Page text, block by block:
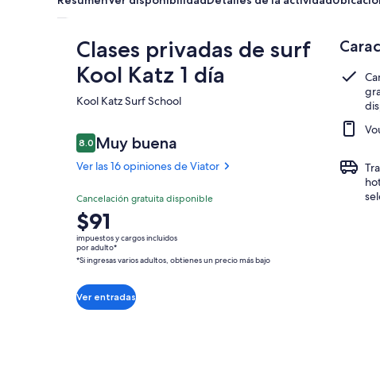
Clases privadas de surf
Kool Katz 1 día
Kool Katz Surf School​
Opiniones
8.08.0 de 10,
Muy buena
Ver las 16 opiniones de Viator
8.08.0 de 10
Muy
buena
Ver las 16
opiniones
Cancelación gratuita disponible
El
precio
es
de
$91.
por
$91
impuestos y cargos incluidos
por adulto*
*Si ingresas varios adultos, obtienes un precio más bajo
Ver entradas